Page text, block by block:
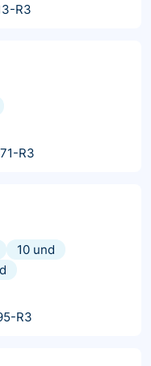
R3
R3
10 und
R3